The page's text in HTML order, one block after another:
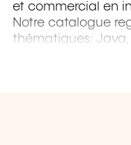
et commercial en
Notre catalogue
thématiques: Java,